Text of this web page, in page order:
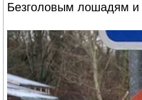
Безголовым лошадям и